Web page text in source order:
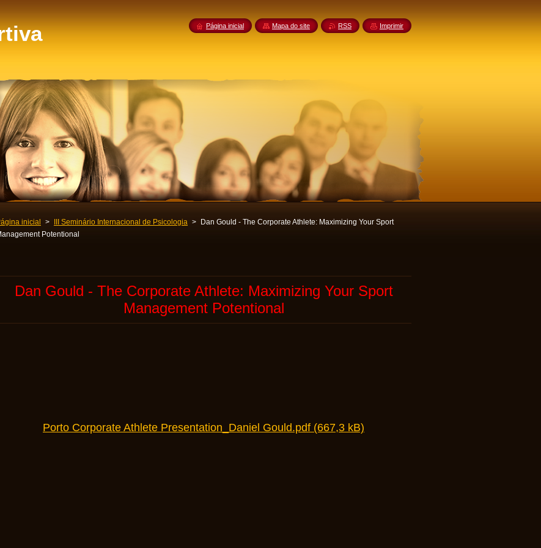
inicial > III Seminário Internacional de Psicologia >
Dan Gould - The Corporate Athlete: Maximizing Your Sport
Potentional
Dan Gould - The Corporate Athlete: Maximizing Your Sport
Management Potentional
Porto Corporate Athlete Presentation_Daniel Gould.pdf (667,3 kB)
Página inicial Mapa do site RSS Imprimir